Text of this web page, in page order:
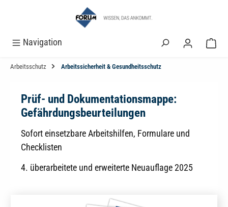
Navigation
Arbeitsschutz Arbeitssicherheit & Gesundheitsschutz
Prüf- und Dokumentationsmappe:
Gefährdungsbeurteilungen
Sofort einsetzbare Arbeitshilfen, Formulare und
Checklisten
4. überarbeitete und erweiterte Neuauflage 2025